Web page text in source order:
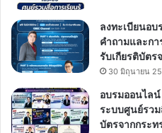
ลงทะเบียนอ
คำถามและก
รับเกียรติบัตร
30 มิถุนายน
อบรมออนไล
ระบบศูนย์รวม
บัตรจากกระท